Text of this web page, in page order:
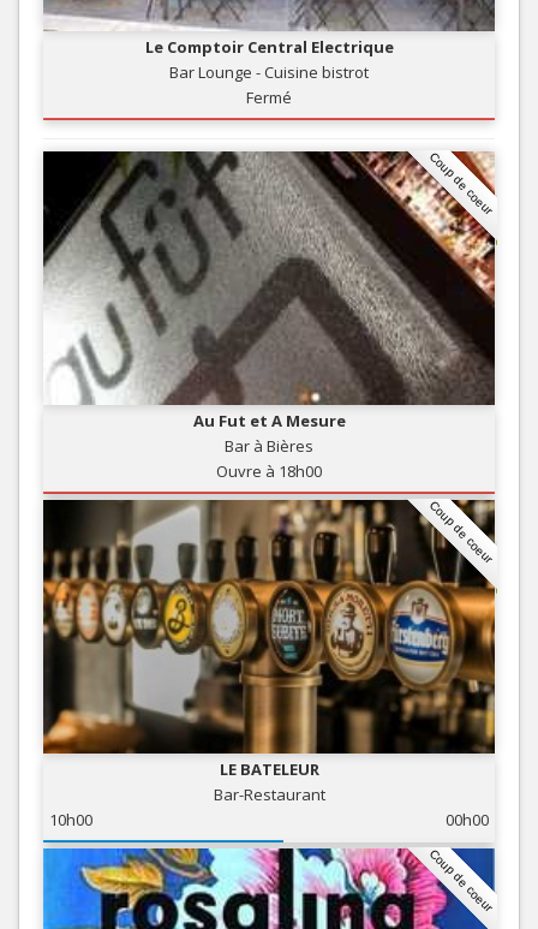
Le Comptoir Central Electrique
Bar Lounge - Cuisine bistrot
Fermé
Coup de coeur
Au Fut et A Mesure
Bar à Bières
Ouvre à 18h00
Coup de coeur
LE BATELEUR
Bar-Restaurant
10h00
00h00
Coup de coeur